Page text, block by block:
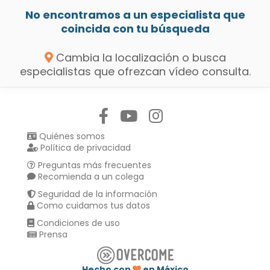
No encontramos a un especialista que
coincida con tu búsqueda
Cambia la localización o busca
especialistas que ofrezcan vídeo consulta.
Quiénes somos
Política de privacidad
Preguntas más frecuentes
Recomienda a un colega
Seguridad de la información
Como cuidamos tus datos
Condiciones de uso
Prensa